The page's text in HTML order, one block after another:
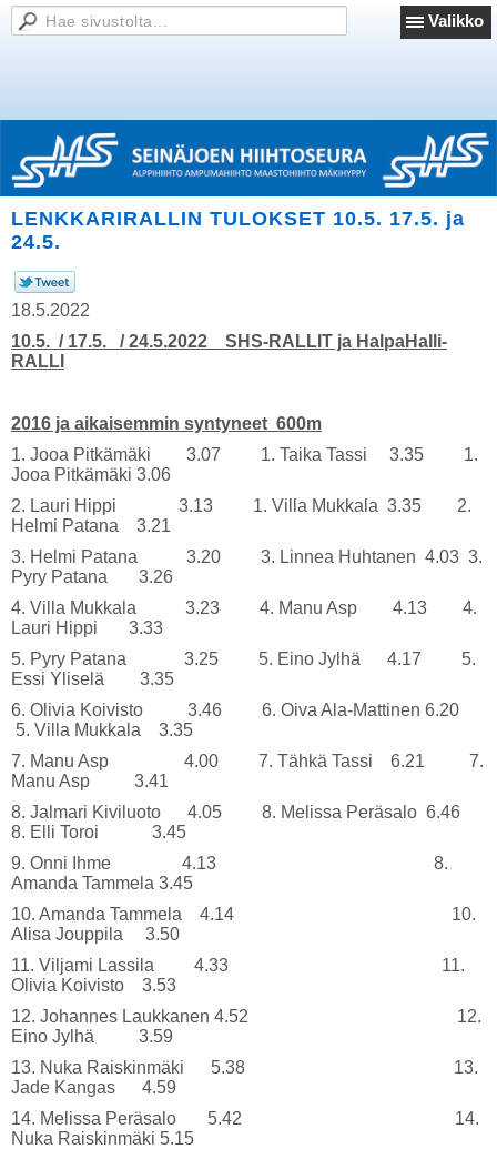
Valikko
LENKKARIRALLIN TULOKSET 10.5. 17.5. ja
24.5.
18.5.2022
10.5. / 17.5. / 24.5.2022 SHS-RALLIT ja HalpaHalli-
RALLI
2016 ja aikaisemmin syntyneet 600m
1. Jooa Pitkämäki 3.07 1. Taika Tassi 3.35 1.
Jooa Pitkämäki 3.06
2. Lauri Hippi 3.13 1. Villa Mukkala 3.35 2.
Helmi Patana 3.21
3. Helmi Patana 3.20 3. Linnea Huhtanen 4.03 3.
Pyry Patana 3.26
4. Villa Mukkala 3.23 4. Manu Asp 4.13 4.
Lauri Hippi 3.33
5. Pyry Patana 3.25 5. Eino Jylhä 4.17 5.
Essi Yliselä 3.35
6. Olivia Koivisto 3.46 6. Oiva Ala-Mattinen 6.20
5. Villa Mukkala 3.35
7. Manu Asp 4.00 7. Tähkä Tassi 6.21 7.
Manu Asp 3.41
8. Jalmari Kiviluoto 4.05 8. Melissa Peräsalo 6.46
8. Elli Toroi 3.45
9. Onni Ihme 4.13 8.
Amanda Tammela 3.45
10. Amanda Tammela 4.14 10.
Alisa Jouppila 3.50
11. Viljami Lassila 4.33 11.
Olivia Koivisto 3.53
12. Johannes Laukkanen 4.52 12.
Eino Jylhä 3.59
13. Nuka Raiskinmäki 5.38 13.
Jade Kangas 4.59
14. Melissa Peräsalo 5.42 14.
Nuka Raiskinmäki 5.15